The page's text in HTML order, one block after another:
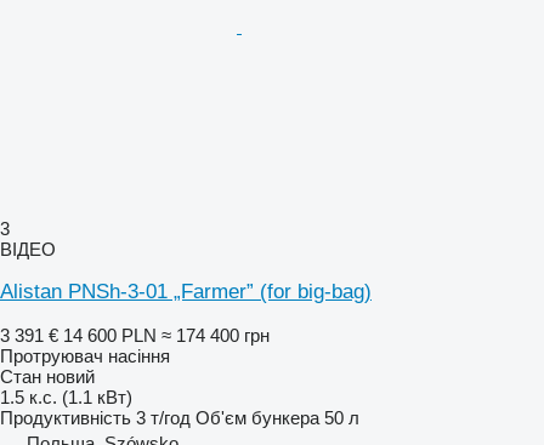
3
ВІДЕО
Alistan PNSh-3-01 „Farmer” (for big-bag)
3 391 € 14 600 PLN ≈ 174 400 грн
Протруювач насіння
Стан новий
1.5 к.с. (1.1 кВт)
Продуктивність 3 т/год Об'єм бункера 50 л